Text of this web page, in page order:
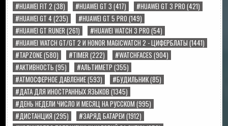
#HUAWEI FIT 2 (38) #HUAWEI GT 3 (417) #HUAWEI GT 3 PRO (421)
#HUAWEI GT 4(235) #HUAWEI GT 5 PRO (149)
#HUAWEI GT RUNER (261) #HUAWEI WATCH 3 PRO (54)
#HUAWEI WATCH GT/GT 2 И HONOR MAGICWATCH 2 - ЦИФЕРБЛАТЫ (1441)
#TAPZONE(580) #TIMER (222) #WATCHFACES (904)
#АКТИВНОСТЬ (95) #АЛЬТИМЕТР (355)
#АТМОСФЕРНОЕ ДАВЛЕНИЕ(593) #БУДИЛЬНИК(85)
#ДАТА ДЛЯ ИНОСТРАННЫХ ЯЗЫКОВ (1345)
#ДЕНЬ НЕДЕЛИ ЧИСЛО И МЕСЯЦ НА РУССКОМ (995)
#ДИСТАНЦИЯ (295) #ЗАРЯД БАТАРЕИ (1912)